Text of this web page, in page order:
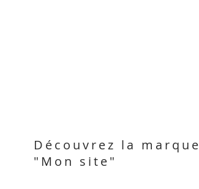
Découvrez la marque
"Mon site"